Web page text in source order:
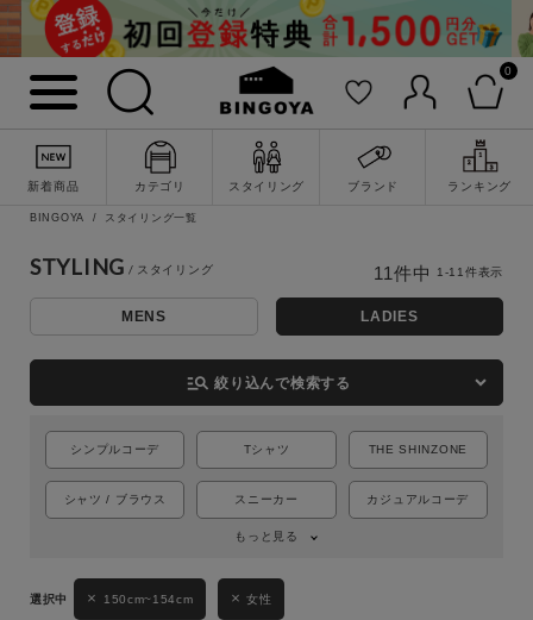
0
新着商品 カテゴリ スタイリング ブランド ランキング
BINGOYA スタイリング一覧
STYLING
MENS LADIES
manage_search 絞り込んで検索する
シンプルコーデ Tシャツ THE SHINZONE
シャツ / ブラウス スニーカー カジュアルコーデ
もっと見る
150cm~154cm 女性
11 件中 1-11件表示